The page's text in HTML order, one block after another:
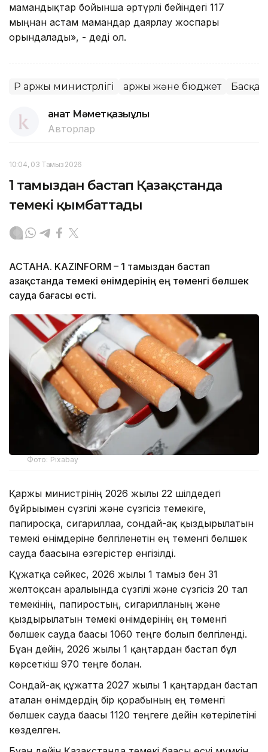
мамандықтар бойынша әртүрлі бейіндегі 117
мыңнан астам мамандар даярлау жоспары
орындалады», - деді ол.
ҚР Қаржы министрлігі Қаржы және бюджет Басқа
Қанат Мәметқазыұлы
Авторлар
10:04, 03 Тамыз 2026
1 тамыздан бастап Қазақстанда
темекі қымбаттады
АСТАНА. KAZINFORM – 1 тамыздан бастап
Қазақстанда темекі өнімдерінің ең төменгі бөлшек
сауда бағасы өсті.
Фото: Pixabay
Қаржы министрінің 2026 жылғы 22 шілдедегі
бұйрығымен сүзгілі және сүзгісіз темекіге,
папиросқа, сигариллаға, сондай-ақ қыздырылатын
темекі өнімдеріне белгіленетін ең төменгі бөлшек
сауда бағасына өзгерістер енгізілді.
Құжатқа сәйкес, 2026 жылғы 1 тамыз бен 31
желтоқсан аралығында сүзгілі және сүзгісіз 20 тал
темекінің, папиростың, сигарилланың және
қыздырылатын темекі өнімдерінің ең төменгі
бөлшек сауда бағасы 1060 теңге болып белгіленді.
Бұған дейін, 2026 жылғы 1 қаңтардан бастап бұл
көрсеткіш 970 теңге болған.
Сондай-ақ құжатта 2027 жылғы 1 қаңтардан бастап
аталған өнімдердің бір қорабының ең төменгі
бөлшек сауда бағасы 1120 теңгеге дейін көтерілетіні
көзделген.